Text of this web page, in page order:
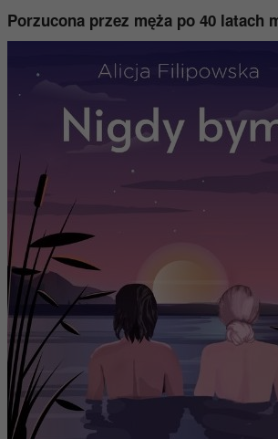
Porzucona przez męża po 40 latach